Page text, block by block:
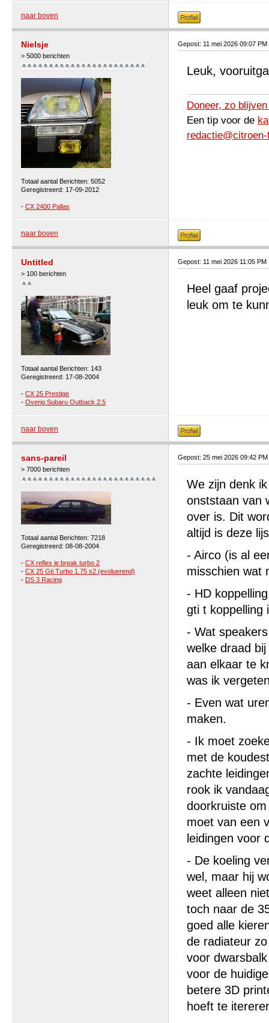
naar boven
Nielsje
> 5000 berichten
Totaal aantal Berichten: 5052
Geregistreerd: 17-09-2012
- CX 2400 Pallas
Gepost: 11 mei 2026 09:07 PM
Leuk,
Doneer, zo
Een tip voor de
naar boven
Untitled
> 100 berichten
Totaal aantal Berichten: 143
Geregistreerd: 17-08-2004
- CX 25 Prestige
- Overig Subaru Outback 2.5
Gepost: 11 mei 2026 11:05 PM
Heel gaaf
leuk om te
naar boven
sans-pareil
> 7000 berichten
Totaal aantal Berichten: 7218
Geregistreerd: 08-08-2004
- CX reflex ie break turbo 2
- CX 25 Gti Turbo 1.75 s2 (evoluerend)
- DS 3 Racing
Gepost: 25 mei 2026 09:42 PM
We zijn denk
onststaan van
over is. Dit
altijd is deze
- Airco (is al
misschien wat
- HD
gti t koppelling
- Wat
welke draad
aan elkaar te
was ik
- Even wat
maken.
- Ik moet
met de
zachte
rook ik
doorkruiste
moet van een
leidingen voor
- De koeling
wel, maar hij
weet alleen
toch naar de
goed alle
de radiateur
voor
voor de
betere 3D
hoeft te